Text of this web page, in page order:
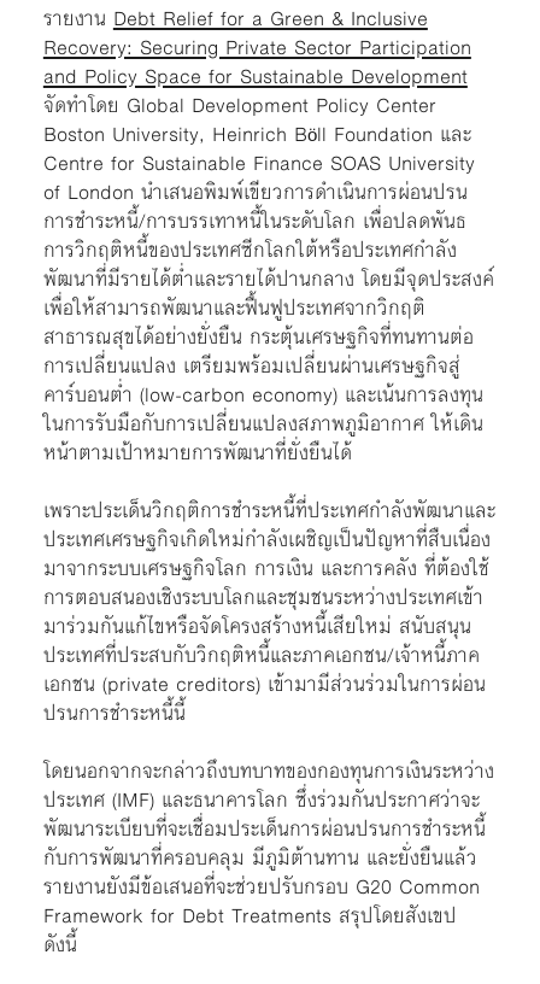
รายงานDebt Relief for a Green & Inclusive
Recovery: Securing Private Sector Participation
and Policy Space for Sustainable Development
จัดทำโดย Global Development Policy Center
Boston University, Heinrich Böll Foundation และ
Centre for Sustainable Finance SOAS University
of London นำเสนอพิมพ์เขียวการดำเนินการผ่อนปรน
การชำระหนี้/การบรรเทาหนี้ในระดับโลก เพื่อปลดพันธ
การวิกฤติหนี้ของประเทศซีกโลกใต้หรือประเทศกำลัง
พัฒนาที่มีรายได้ต่ำและรายได้ปานกลาง โดยมีจุดประสงค์
เพื่อให้สามารถพัฒนาและฟื้นฟูประเทศจากวิกฤติ
สาธารณสุขได้อย่างยั่งยืน กระตุ้นเศรษฐกิจที่ทนทานต่อ
การเปลี่ยนแปลง เตรียมพร้อมเปลี่ยนผ่านเศรษฐกิจสู่
คาร์บอนต่ำ (low-carbon economy) และเน้นการลงทุน
ในการรับมือกับการเปลี่ยนแปลงสภาพภูมิอากาศ ให้เดิน
หน้าตามเป้าหมายการพัฒนาที่ยั่งยืนได้
เพราะประเด็นวิกฤติการชำระหนี้ที่ประเทศกำลังพัฒนาและ
ประเทศเศรษฐกิจเกิดใหม่กำลังเผชิญเป็นปัญหาที่สืบเนื่อง
มาจากระบบเศรษฐกิจโลก การเงิน และการคลัง ที่ต้องใช้
การตอบสนองเชิงระบบโลกและชุมชนระหว่างประเทศเข้า
มาร่วมกันแก้ไขหรือจัดโครงสร้างหนี้เสียใหม่ สนับสนุน
ประเทศที่ประสบกับวิกฤติหนี้และภาคเอกชน/เจ้าหนี้ภาค
เอกชน (private creditors) เข้ามามีส่วนร่วมในการผ่อน
ปรนการชำระหนี้นี้
โดยนอกจากจะกล่าวถึงบทบาทของกองทุนการเงินระหว่าง
ประเทศ (IMF) และธนาคารโลก ซึ่งร่วมกันประกาศว่าจะ
พัฒนาระเบียบที่จะเชื่อมประเด็นการผ่อนปรนการชำระหนี้
กับการพัฒนาที่ครอบคลุม มีภูมิต้านทาน และยั่งยืนแล้ว
รายงานยังมีข้อเสนอที่จะช่วยปรับกรอบ G20 Common
Framework for Debt Treatments สรุปโดยสังเขป
ดังนี้